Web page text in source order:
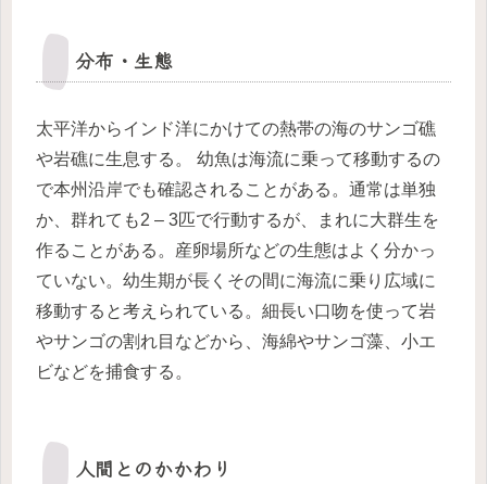
分布・生態
太平洋からインド洋にかけての熱帯の海のサンゴ礁
や岩礁に生息する。 幼魚は海流に乗って移動するの
で本州沿岸でも確認されることがある。通常は単独
か、群れても2 – 3匹で行動するが、まれに大群生を
作ることがある。産卵場所などの生態はよく分かっ
ていない。幼生期が長くその間に海流に乗り広域に
移動すると考えられている。細長い口吻を使って岩
やサンゴの割れ目などから、海綿やサンゴ藻、小エ
ビなどを捕食する。
人間とのかかわり